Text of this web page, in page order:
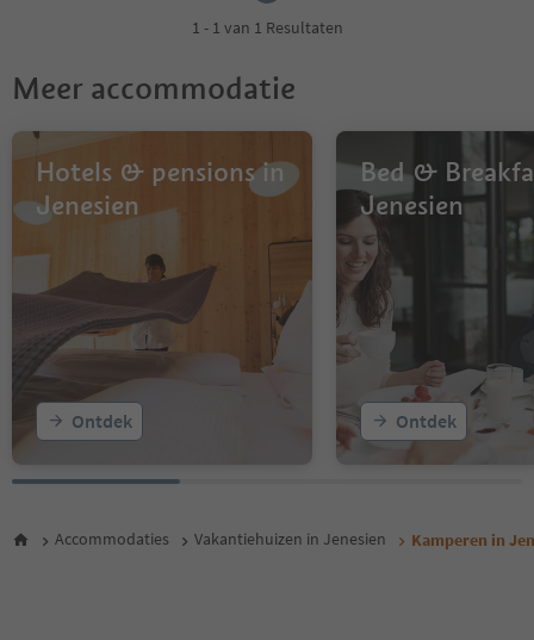
1 - 1 van 1 Resultaten
Meer accommodatie
Hotels & pensions in
Jenesien
Ontdek
Bed &
Jenesien
Ontdek
Accommodaties Vakantiehuizen in Jenesien Kamperen in